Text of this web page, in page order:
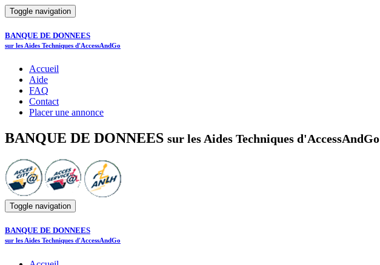
Toggle navigation
BANQUE DE DONNEES
sur les Aides Techniques d'AccessAndGo
Accueil
Aide
FAQ
Contact
Placer une annonce
BANQUE DE DONNEES sur les Aides Techniques d'AccessAndGo
Toggle navigation
BANQUE DE DONNEES
sur les Aides Techniques d'AccessAndGo